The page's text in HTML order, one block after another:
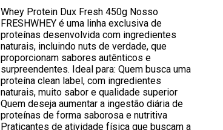
Whey Protein Dux Fresh 450g Nosso
FRESHWHEY é uma linha exclusiva de
proteínas desenvolvida com ingredientes
naturais, incluindo nuts de verdade, que
proporcionam sabores autênticos e
surpreendentes. Ideal para: Quem busca uma
proteína clean label, com ingredientes
naturais, muito sabor e qualidade superior
Quem deseja aumentar a ingestão diária de
proteínas de forma saborosa e nutritiva
Praticantes de atividade física que buscam a